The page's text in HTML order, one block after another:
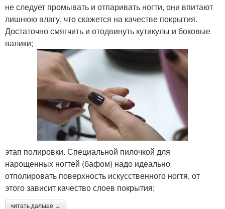
не следует промывать и отпаривать ногти, они впитают
лишнюю влагу, что скажется на качестве покрытия.
Достаточно смягчить и отодвинуть кутикулы и боковые
валики;
этап полировки. Специальной пилочкой для
нарощенных ногтей (бафом) надо идеально
отполировать поверхность искусственного ногтя, от
этого зависит качество слоев покрытия;
читать дальше →